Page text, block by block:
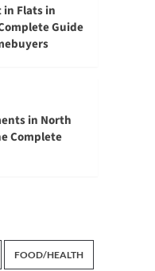
in Flats in
Guide
in North
Complete
FOOD/HEALTH